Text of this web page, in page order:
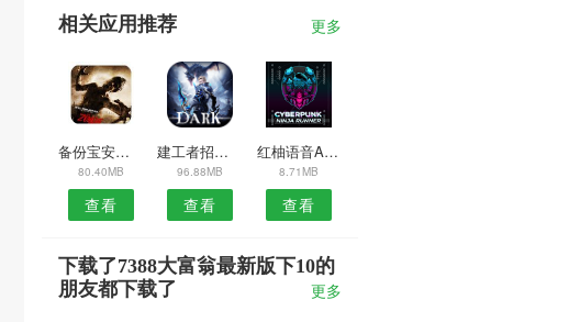
相关应用推荐 更多
备份宝安卓版
80.40MB
查看
建工者招工安卓版
96.88MB
查看
红柚语音APP
8.71MB
查看
下载了7388大富翁最新版下10的
朋友都下载了
更多